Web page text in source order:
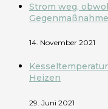
Strom weg,
14. November 2021
Heizen
29. Juni 2021